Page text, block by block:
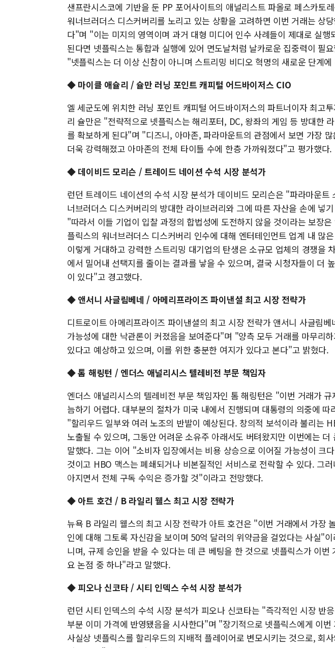
샌프란시스코에 기반을 둔 PP 포어사이트의 애널리스트 파올로 페스카토
워너브러더스 디스커버리를 노리고 있는 상황을 고려하면 이번 거래는 상
다"며 "이는 미지의 영역이며 과거 대형 미디어 인수 사례들이 제대로 실행
된다면 넷플릭스는 통합과 실행에 있어 면도날처럼 날카로운 집중력이 필
"넷플릭스는 더 이상 신참이 아니며 스트리밍 비디오 혁명의 새로운 단계
◆ 마이클 애슐리 / 슐만 러닝 포인트 캐피털 어드바이저스 CIO
엘 세군도에 위치한 러닝 포인트 캐피털 어드바이저스의 파트너이자 최고
리 슐만은 "전략적으로 넷플릭스는 해리포터, DC, 왕좌의 게임 등 방대한
를 확보하게 된다"며 "디즈니, 아마존, 파라마운트의 관점에서 보면 가장
더욱 강력해졌고 아마존의 전체 타이틀 수에 한층 가까워졌다"고 평가했다.
◆ 데이비드 모리슨 / 트레이드 네이션 수석 시장 분석가
런던 트레이드 네이션의 수석 시장 분석가 데이비드 모리슨은 "파라마운트
너브러더스 디스커버리의 방대한 라이브러리와 그에 따른 자산을 손에 넣
"따라서 이들 기업이 입찰 과정의 합법성에 도전하지 않을 것이라는 보장
플릭스의 워너브러더스 디스커버리 인수에 대해 엔터테인먼트 업계 내 많
이렇게 거대하고 강력한 스트리밍 대기업의 탄생은 소규모 업체의 경쟁을
에서 밀어내 선택지를 줄이는 결과를 낳을 수 있으며, 결국 시청자들이 더
이 있다"고 경고했다.
◆ 앤서니 사글림베네 / 아메리프라이즈 파이낸셜 최고 시장 전략가
디트로이트 아메리프라이즈 파이낸셜의 최고 시장 전략가 앤서니 사글림
가능성에 대한 낙관론이 커졌음을 보여준다"며 "양측 모두 거래를 마무리
있다고 예상하고 있으며, 이를 위한 충분한 여지가 있다고 본다"고 밝혔다.
◆ 톰 해링턴 / 엔더스 애널리시스 텔레비전 부문 책임자
엔더스 애널리시스의 텔레비전 부문 책임자인 톰 해링턴은 "이번 거래가
늠하기 어렵다. 대부분의 절차가 미국 내에서 진행되며 대통령의 의중에
"할리우드 일부와 여러 노조의 반발이 예상된다. 창의적 보석이라 불리는
노출될 수 있으며, 그동안 어려운 소유주 아래서도 버텨왔지만 이번에는
말했다. 그는 이어 "소비자 입장에서는 비용 상승으로 이어질 가능성이 크
것이고 HBO 맥스는 폐쇄되거나 비본질적인 서비스로 전락할 수 있다. 그
아지면서 전체 구독 수익은 증가할 것"이라고 전망했다.
◆ 아트 호건 / B 라일리 웰스 최고 시장 전략가
뉴욕 B 라일리 웰스의 최고 시장 전략가 아트 호건은 "이번 거래에서 가장
인에 대해 그토록 자신감을 보이며 50억 달러의 위약금을 걸었다는 사실"
니며, 규제 승인을 받을 수 있다는 데 큰 베팅을 한 것으로 넷플릭스가 이번
요 논점 중 하나"라고 말했다.
◆ 피오나 신코타 / 시티 인덱스 수석 시장 분석가
런던 시티 인덱스의 수석 시장 분석가 피오나 신코타는 "즉각적인 시장 반
부분 이미 가격에 반영됐음을 시사한다"며 "장기적으로 넷플릭스에게 이
사실상 넷플릭스를 할리우드의 지배적 플레이어로 변모시키는 것으로, 회